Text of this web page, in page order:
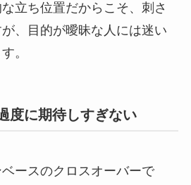
立ち位置だからこそ、刺さ
、目的が曖昧な人には迷い
。
度に期待しすぎない
ースのクロスオーバーで